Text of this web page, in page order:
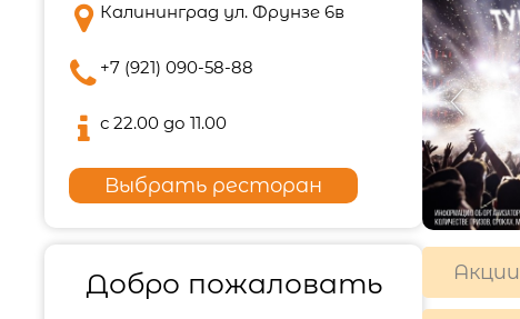
 Калининград ул. Фрунзе 6в
 +7 (921) 090-58-88
 с 22.00 до 11.00
Выбрать ресторан
Добро пожаловать